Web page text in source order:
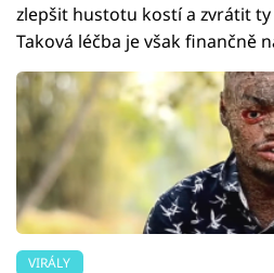
zlepšit hustotu kostí a zvrátit
Taková léčba je však finančně
VIRÁLY